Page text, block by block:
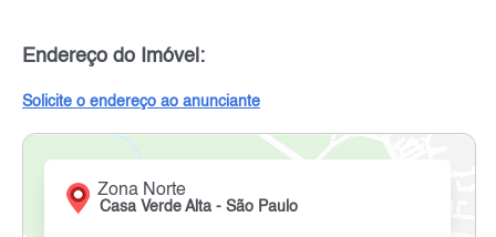
Endereço do Imóvel:
Solicite o endereço ao anunciante
Zona Norte
Casa Verde Alta - São Paulo